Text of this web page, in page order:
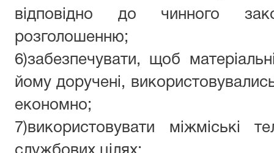
відповідно до чинного
розголошенню;
6)забезпечувати, щоб
йому доручені,
економно;
7)використовувати міжміські